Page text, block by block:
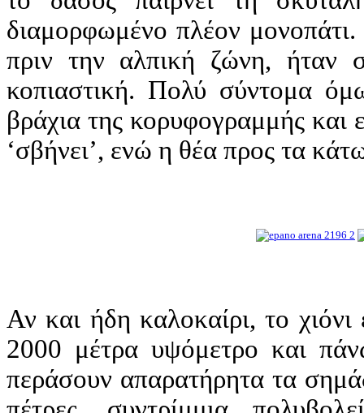
διαμορφωμένο πλέον
πριν την αλπική ζώνη, ήταν
κοπιαστική. Πολύ σύντομα
βράχια της κορυφογραμμής και
‘σβήνει’, ενώ η θέα προς τα
Αν και ήδη καλοκαίρι, το
2000 μέτρα υψόμετρο και
περάσουν απαρατήρητα τα